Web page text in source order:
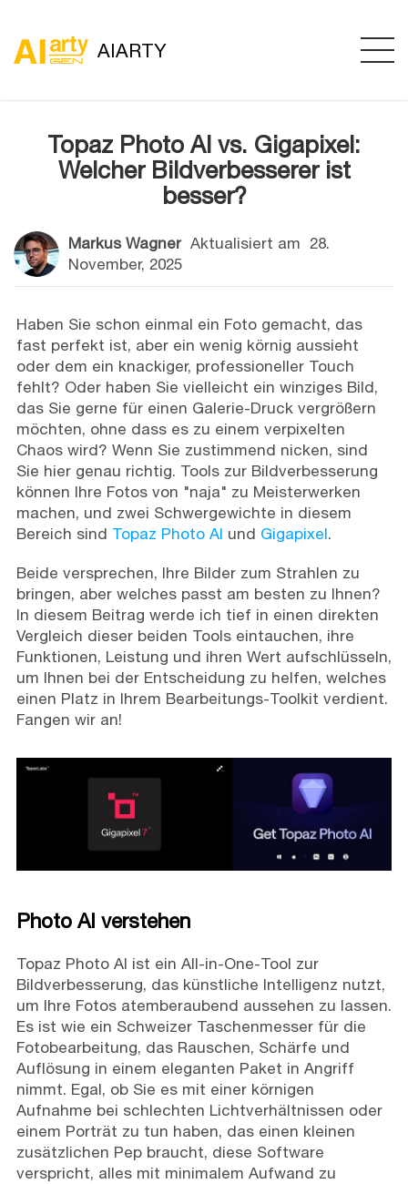
AIARTY
Topaz Photo AI vs. Gigapixel:
Welcher Bildverbesserer ist
besser?
Markus WagnerAktualisiert am 28.
November, 2025
Haben Sie schon einmal ein Foto gemacht, das
fast perfekt ist, aber ein wenig körnig aussieht
oder dem ein knackiger, professioneller Touch
fehlt? Oder haben Sie vielleicht ein winziges Bild,
das Sie gerne für einen Galerie-Druck vergrößern
möchten, ohne dass es zu einem verpixelten
Chaos wird? Wenn Sie zustimmend nicken, sind
Sie hier genau richtig. Tools zur Bildverbesserung
können Ihre Fotos von "naja" zu Meisterwerken
machen, und zwei Schwergewichte in diesem
Bereich sind Topaz Photo AI und Gigapixel.
Beide versprechen, Ihre Bilder zum Strahlen zu
bringen, aber welches passt am besten zu Ihnen?
In diesem Beitrag werde ich tief in einen direkten
Vergleich dieser beiden Tools eintauchen, ihre
Funktionen, Leistung und ihren Wert aufschlüsseln,
um Ihnen bei der Entscheidung zu helfen, welches
einen Platz in Ihrem Bearbeitungs-Toolkit verdient.
Fangen wir an!
Photo AI verstehen
Topaz Photo AI ist ein All-in-One-Tool zur
Bildverbesserung, das künstliche Intelligenz nutzt,
um Ihre Fotos atemberaubend aussehen zu lassen.
Es ist wie ein Schweizer Taschenmesser für die
Fotobearbeitung, das Rauschen, Schärfe und
Auflösung in einem eleganten Paket in Angriff
nimmt. Egal, ob Sie es mit einer körnigen
Aufnahme bei schlechten Lichtverhältnissen oder
einem Porträt zu tun haben, das einen kleinen
zusätzlichen Pep braucht, diese Software
verspricht, alles mit minimalem Aufwand zu